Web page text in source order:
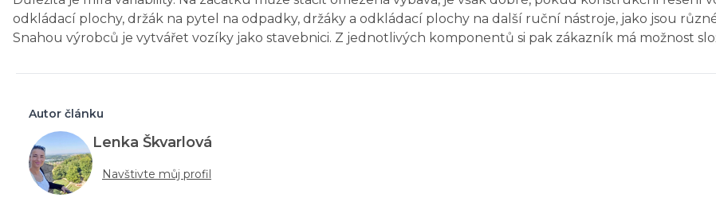
odkládací plochy, držák na pytel na odpadky, držáky a odkládací plochy na další ruční nástroje, jako jsou
Snahou výrobců je vytvářet vozíky jako stavebnici. Z jednotlivých komponentů si pak zákazník má možnost
Autor článku
Lenka Škvarlová
Navštivte můj profil